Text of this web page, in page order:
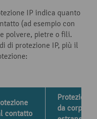
IP indica quanto
(ad esempio con
polvere, pietre o fili.
di protezione IP, più il
contatto
Protezione
da corpi